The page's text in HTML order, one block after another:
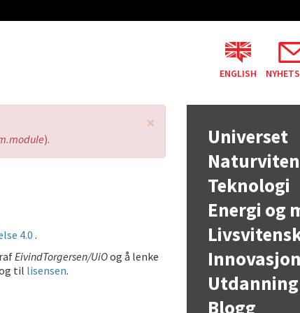
ENGLISH
×
).
4.0 .
EivindTorgersen/UiOog å lenke
til lisensen.
Universet
Teknologi
Energi og
Innovasjon
Utdanning
Blogg